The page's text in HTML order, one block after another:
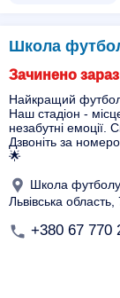
Школа
Зачинено
Найкращий
Наш стадіон -
незабутні
Дзвоніть за
🌟
Школа футболу
Львівська
+380 67 770